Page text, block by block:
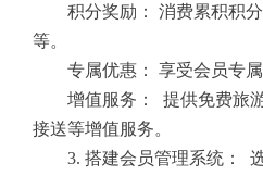
积分奖励：
消费累积积
等。
专属优惠：
享受会员专
增值服务：
提供免费旅
接送等增值服务。
3. 搭建会员管理系统：